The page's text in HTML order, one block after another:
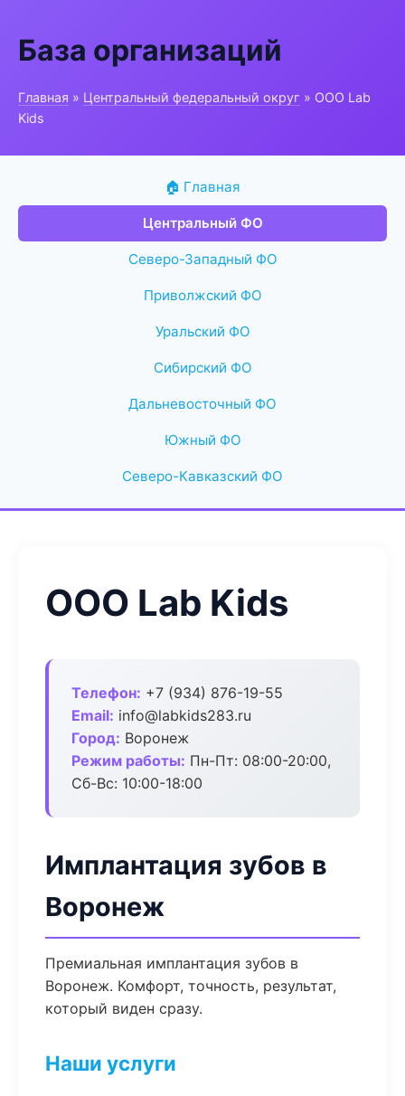
База организаций
Главная » Центральный федеральный округ » ООО Lab
Kids
🏠 Главная
Центральный ФО
Северо-Западный ФО
Приволжский ФО
Уральский ФО
Сибирский ФО
Дальневосточный ФО
Южный ФО
Северо-Кавказский ФО
ООО Lab Kids
Телефон: +7 (934) 876-19-55
Email: info@labkids283.ru
Город: Воронеж
Режим работы: Пн-Пт: 08:00-20:00,
Сб-Вс: 10:00-18:00
Имплантация зубов в
Воронеж
Премиальная имплантация зубов в
Воронеж. Комфорт, точность, результат,
который виден сразу.
Наши услуги